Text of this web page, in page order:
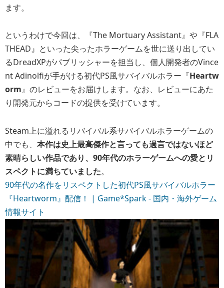
ます。
というわけで今回は、『The Mortuary Assistant』や『FLA
THEAD』といった尖ったホラーゲームを世に送り出してい
るDreadXPがパブリッシャーを担当し、個人開発者のVince
nt Adinolfiが手がける初代PS風サバイバルホラー『Heartw
orm』のレビューをお届けします。なお、レビューにあた
り開発元からコードの提供を受けています。
Steam上に溢れるリバイバル系サバイバルホラーゲームの
中でも、 本作は史上最高傑作と言っても過言ではないほど
素晴らしい作品であり、90年代のホラーゲームへの愛とリ
スペクトに満ちていました。
90年代の名作をリスペクトした初代PS風サバイバルホラー
『Heartworm』配信！ | Game*Spark - 国内・海外ゲーム
情報サイト